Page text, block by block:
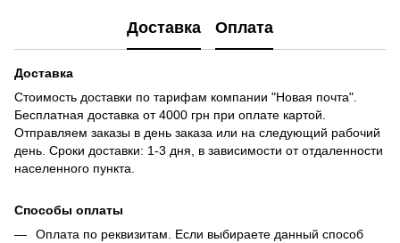
Доставка Оплата
Доставка
Стоимость доставки по тарифам компании "Новая почта".
Бесплатная доставка от 4000 грн при оплате картой.
Отправляем заказы в день заказа или на следующий рабочий
день. Сроки доставки: 1-3 дня, в зависимости от отдаленности
населенного пункта.
Способы оплаты
Оплата по реквизитам. Если выбираете данный способ